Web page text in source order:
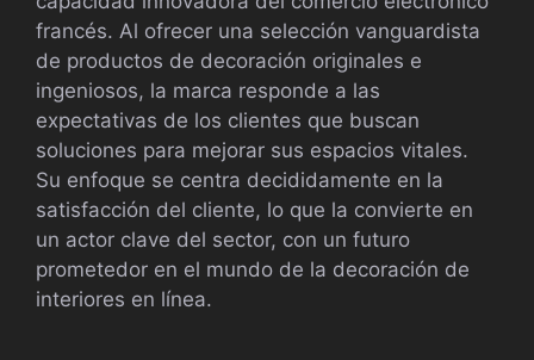
francés. Al ofrecer una selección vanguardista
de productos de decoración originales e
ingeniosos, la marca responde a las
expectativas de los clientes que buscan
soluciones para mejorar sus espacios vitales.
Su enfoque se centra decididamente en la
satisfacción del cliente, lo que la convierte en
un actor clave del sector, con un futuro
prometedor en el mundo de la decoración de
interiores en línea.